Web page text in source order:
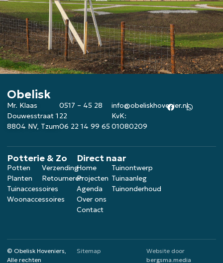
Obelisk
Mr. Klaas
Douwesstraat 1
8804 NV, Tzum
0517 – 45 28
22
06 22 14 99 65
info@obeliskhovenier.nl
KvK:
01080209
Potterie & Zo
Potten
Planten
Tuinaccessoires
Woonaccessoires
Verzending
Retourneren
Direct naar
Home
Projecten
Agenda
Over ons
Contact
Tuinontwerp
Tuinaanleg
Tuinonderhoud
© Obelisk Hoveniers,
Alle rechten
Sitemap
Website door
bergsma.media